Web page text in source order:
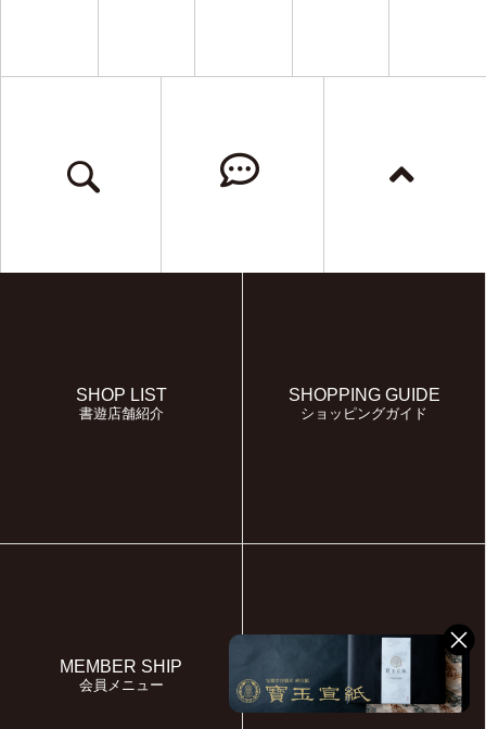
SHOP LIST
書遊店舗紹介
SHOPPING GUIDE
ショッピングガイド
MEMBER SHIP
会員メニュー
FAQ
よくある質問